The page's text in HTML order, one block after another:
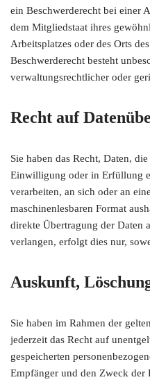
ein Beschwerderecht bei einer
dem Mitgliedstaat ihres
Arbeitsplatzes oder des Orts
Beschwerderecht besteht
verwaltungsrechtlicher oder
Recht auf
Sie haben das Recht, Daten,
Einwilligung oder in Erfüllung
verarbeiten, an sich oder an
maschinenlesbaren Format
direkte Übertragung der Daten
verlangen, erfolgt dies nur,
Auskunft,
Sie haben im Rahmen der
jederzeit das Recht auf
gespeicherten
Empfänger und den Zweck